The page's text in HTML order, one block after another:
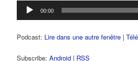
Lecteur
audio
00:00
Podcast: Lire dans une autre fenêtre |
Subscribe:Android | RSS